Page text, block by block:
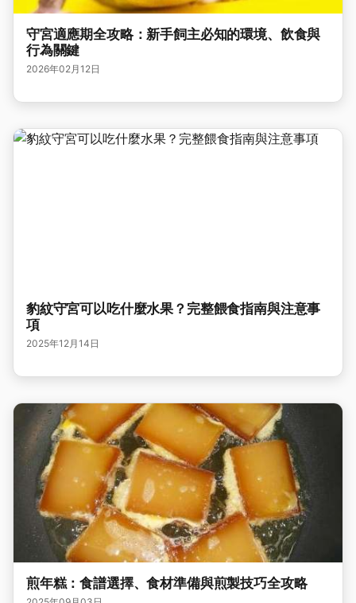
守宮適應期全攻略：新手飼主必知的環境、飲食與
行為關鍵
2026年02月12日
豹紋守宮可以吃什麼水果？完整餵食指南與注意事
項
2025年12月14日
煎年糕：食譜選擇、食材準備與煎製技巧全攻略